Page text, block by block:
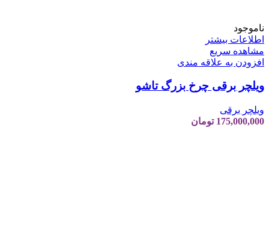
ناموجود
اطلاعات بیشتر
مشاهده سریع
افزودن به علاقه مندی
ویلچر برقی چرخ بزرگ تاشو
ویلچر برقی
175,000,000 تومان